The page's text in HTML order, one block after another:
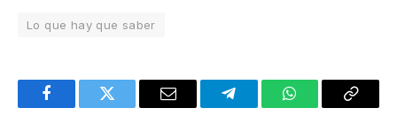
Lo que hay que saber
FacebookTwitter Email TelegramWhatsAppCopy